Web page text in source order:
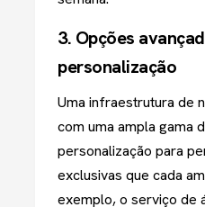
3. Opções
personalização
Uma infraestrutura de
com uma ampla gama
personalização para
exclusivas que cada
exemplo, o serviço de